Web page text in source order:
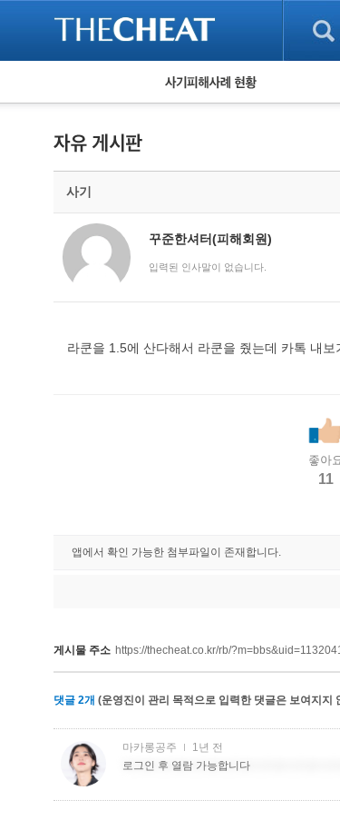
피해사례 현황
유해사이트 목록
비공개 피해사례
워킹홀리데이 피해사례
사기
꾸준한셔터(피해회원)
입력된 인사말이 없습니다.
라쿤을 1.5에 산다해서 라쿤을 줬는데 카톡 내
좋아
11
앱에서 확인 가능한 첨부파일이 존재합니다.
게시물 주소 https://thecheat.co.kr/rb/
댓글 2개 (운영진이 관리 목적으로 입력한 댓글은 보여지지